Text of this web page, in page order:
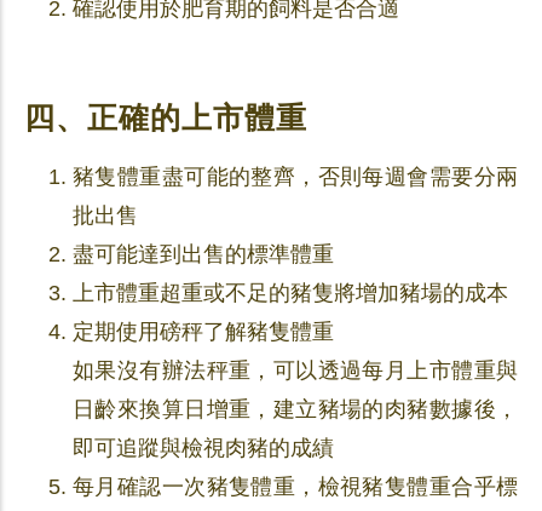
確認使用於肥育期的飼料是否合適
四、正確的上市體重
豬隻體重盡可能的整齊，否則每週會需要分兩
批出售
盡可能達到出售的標準體重
上市體重超重或不足的豬隻將增加豬場的成本
定期使用磅秤了解豬隻體重
如果沒有辦法秤重，可以透過每月上市體重與
日齡來換算日增重，建立豬場的肉豬數據後，
即可追蹤與檢視肉豬的成績
每月確認一次豬隻體重，檢視豬隻體重合乎標